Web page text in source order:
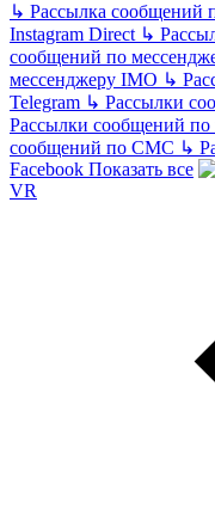
↳ Рассылка сообщений
Instagram Direct ↳
сообщений по
мессенджеру IMO ↳
Telegram ↳ Рассылки
Рассылки сообщений по
сообщений по СМС ↳
Facebook Показать все
VR